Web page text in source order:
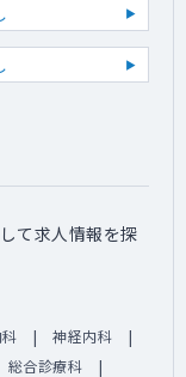
て求人情報を探
神経内科
総合診療科